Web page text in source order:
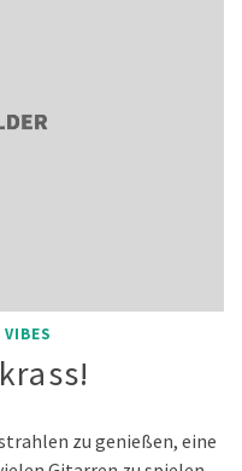
VIBES
zu genießen, eine